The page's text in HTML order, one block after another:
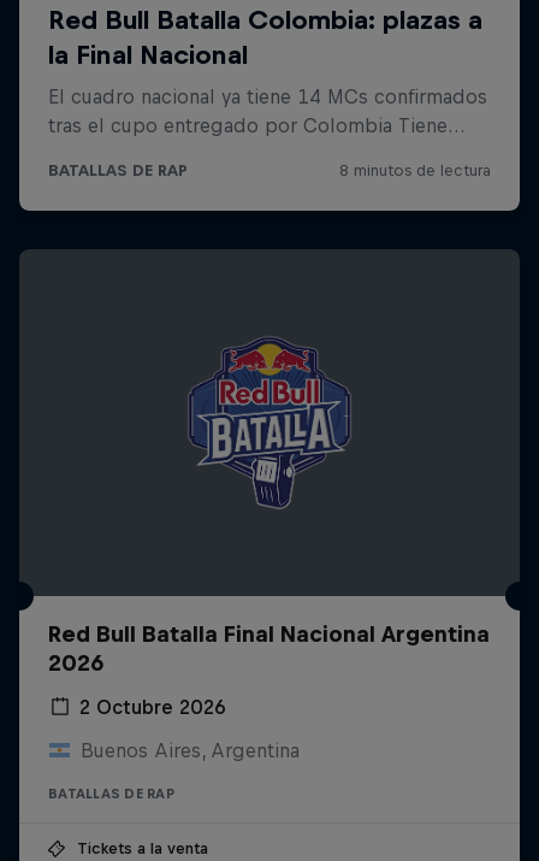
Red Bull Batalla Final Nacional Argentina
2026
2 Octubre 2026
Buenos Aires, Argentina
BATALLAS DE RAP
Tickets a la venta